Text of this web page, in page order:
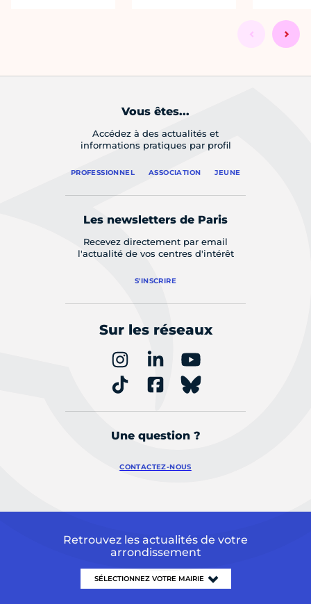
Vous êtes...
Accédez à des actualités et
informations pratiques par profil
PROFESSIONNEL ASSOCIATION JEUNE
Les newsletters de Paris
Recevez directement par email
l'actualité de vos centres d'intérêt
S'INSCRIRE
Sur les réseaux
Une question ?
CONTACTEZ-NOUS
Retrouvez les actualités de votre
arrondissement